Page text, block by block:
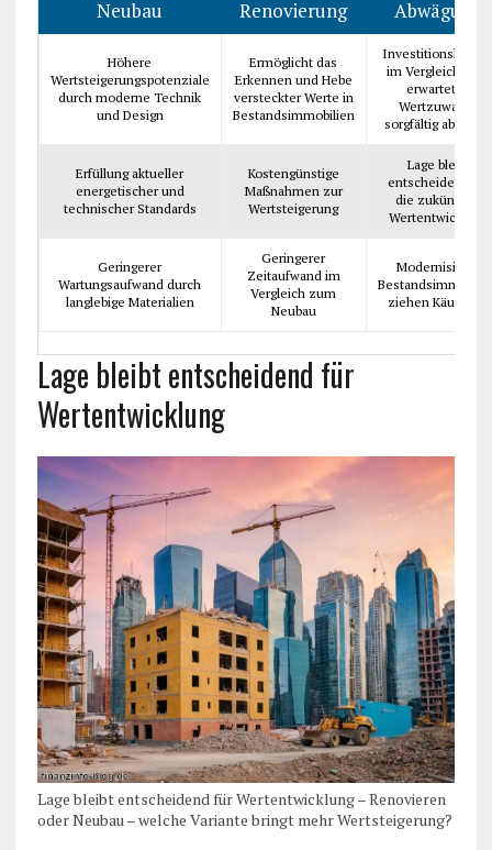
Neubau
Renovierung
Abwägung
Höhere
Wertsteigerungspotenziale
durch moderne Technik
und Design
Ermöglicht das
Erkennen und Hebe
versteckter Werte in
Bestandsimmobilien
im Vergleich zum
erwarteten
Wertzuwachs
sorgfältig abwägen
Erfüllung aktueller
energetischer und
technischer Standards
Kostengünstige
Maßnahmen zur
Wertsteigerung
Lage bleibt
entscheidend für
die zukünftige
Wertentwicklung
Geringerer
Wartungsaufwand durch
langlebige Materialien
Geringerer
Zeitaufwand im
Vergleich zum
Neubau
Modernisierte
ziehen Käufer an
Lage bleibt entscheidend für
Wertentwicklung
Lage bleibt entscheidend für Wertentwicklung – Renovieren
oder Neubau – welche Variante bringt mehr Wertsteigerung?